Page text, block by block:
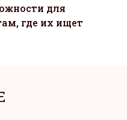
для
где их ищет